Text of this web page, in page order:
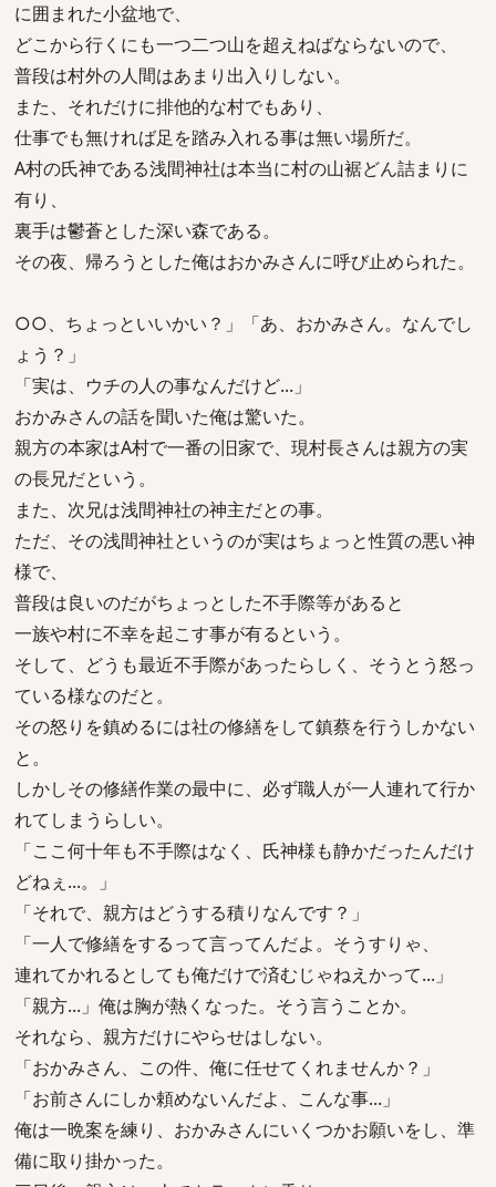
に囲まれた小盆地で、
どこから行くにも一つ二つ山を超えねばならないので、
普段は村外の人間はあまり出入りしない。
また、それだけに排他的な村でもあり、
仕事でも無ければ足を踏み入れる事は無い場所だ。
A村の氏神である浅間神社は本当に村の山裾どん詰まりに
有り、
裏手は鬱蒼とした深い森である。
その夜、帰ろうとした俺はおかみさんに呼び止められた。
○○、ちょっといいかい？」「あ、おかみさん。なんでし
ょう？」
「実は、ウチの人の事なんだけど...」
おかみさんの話を聞いた俺は驚いた。
親方の本家はA村で一番の旧家で、現村長さんは親方の実
の長兄だという。
また、次兄は浅間神社の神主だとの事。
ただ、その浅間神社というのが実はちょっと性質の悪い神
様で、
普段は良いのだがちょっとした不手際等があると
一族や村に不幸を起こす事が有るという。
そして、どうも最近不手際があったらしく、そうとう怒っ
ている様なのだと。
その怒りを鎮めるには社の修繕をして鎮蔡を行うしかない
と。
しかしその修繕作業の最中に、必ず職人が一人連れて行か
れてしまうらしい。
「ここ何十年も不手際はなく、氏神様も静かだったんだけ
どねぇ...。」
「それで、親方はどうする積りなんです？」
「一人で修繕をするって言ってんだよ。そうすりゃ、
連れてかれるとしても俺だけで済むじゃねえかって...」
「親方...」俺は胸が熱くなった。そう言うことか。
それなら、親方だけにやらせはしない。
「おかみさん、この件、俺に任せてくれませんか？」
「お前さんにしか頼めないんだよ、こんな事...」
俺は一晩案を練り、おかみさんにいくつかお願いをし、準
備に取り掛かった。